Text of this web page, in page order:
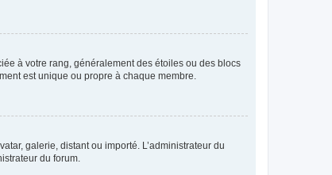
à votre rang, généralement des étoiles ou des blocs
est unique ou propre à chaque membre.
galerie, distant ou importé. L’administrateur du
du forum.